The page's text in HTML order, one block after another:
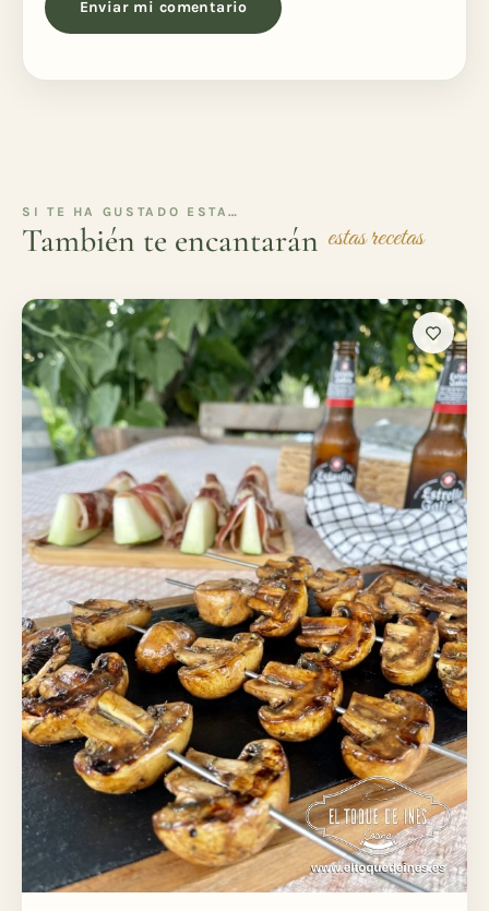
SI TE HA GUSTADO ESTA…
También te encantarán estas recetas